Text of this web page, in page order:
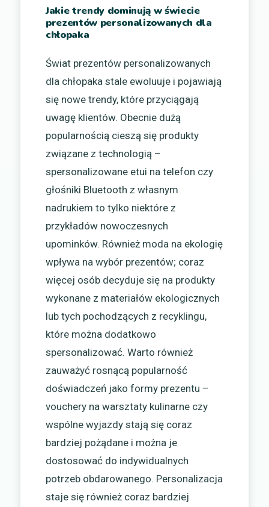
Jakie trendy dominują w świecie
prezentów personalizowanych dla
chłopaka
Świat prezentów personalizowanych
dla chłopaka stale ewoluuje i pojawiają
się nowe trendy, które przyciągają
uwagę klientów. Obecnie dużą
popularnością cieszą się produkty
związane z technologią –
spersonalizowane etui na telefon czy
głośniki Bluetooth z własnym
nadrukiem to tylko niektóre z
przykładów nowoczesnych
upominków. Również moda na ekologię
wpływa na wybór prezentów; coraz
więcej osób decyduje się na produkty
wykonane z materiałów ekologicznych
lub tych pochodzących z recyklingu,
które można dodatkowo
spersonalizować. Warto również
zauważyć rosnącą popularność
doświadczeń jako formy prezentu –
vouchery na warsztaty kulinarne czy
wspólne wyjazdy stają się coraz
bardziej pożądane i można je
dostosować do indywidualnych
potrzeb obdarowanego. Personalizacja
staje się również coraz bardziej